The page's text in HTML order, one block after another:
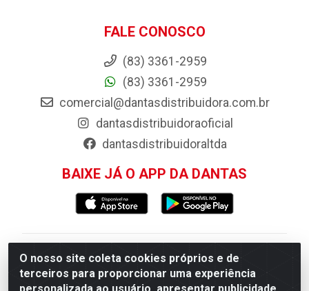
O nosso site coleta cookies próprios e de
terceiros para proporcionar uma experiência
FALE CONOSCO
(83) 3361-2959
(83) 3361-2959
comercial@dantasdistribuidora.com.br
dantasdistribuidoraoficial
dantasdistribuidoraltda
BAIXE JÁ O APP DA DANTAS
Dantas Distribuidora - Rua Sebastião Araújo,
404 - Centro, Esperança/PB - CEP 58.135-